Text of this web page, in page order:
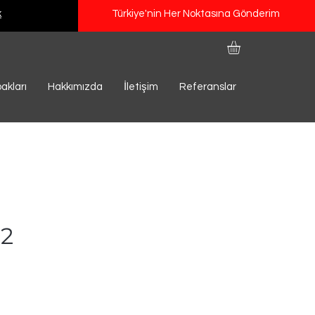
Türkiye'nin Her Noktasına Gönderim
Hakkımızda İletişim Referanslar